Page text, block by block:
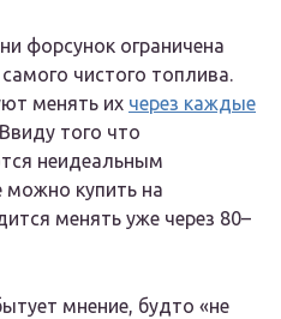
форсунок ограничена
чистого топлива.
менять их через каждые
того что
неидеальным
можно купить на
менять уже через 80–
мнение, будто «не